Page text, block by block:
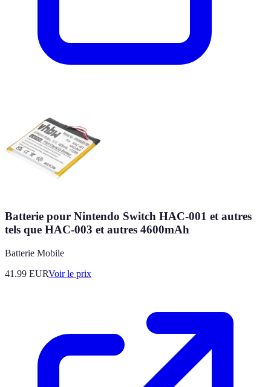
Batterie pour Nintendo Switch HAC-001 et autres
tels que HAC-003 et autres 4600mAh
Batterie Mobile
41.99 EURVoir le prix